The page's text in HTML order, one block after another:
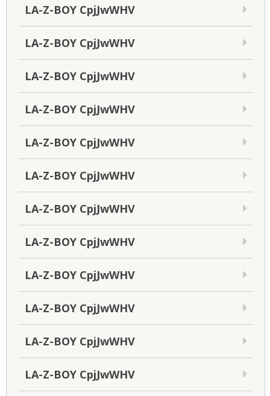
LA-Z-BOY CpjJwWHV
LA-Z-BOY CpjJwWHV
LA-Z-BOY CpjJwWHV
LA-Z-BOY CpjJwWHV
LA-Z-BOY CpjJwWHV
LA-Z-BOY CpjJwWHV
LA-Z-BOY CpjJwWHV
LA-Z-BOY CpjJwWHV
LA-Z-BOY CpjJwWHV
LA-Z-BOY CpjJwWHV
LA-Z-BOY CpjJwWHV
LA-Z-BOY CpjJwWHV